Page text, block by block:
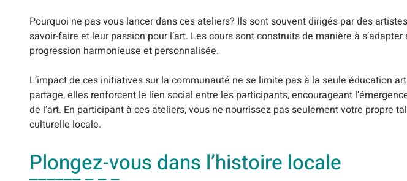
Pourquoi ne pas vous lancer dans ces ateliers? Ils sont souvent dirigés par des
savoir-faire et leur passion pour l’art. Les cours sont construits de manière à
progression harmonieuse et personnalisée.
L’impact de ces initiatives sur la communauté ne se limite pas à la seule éducation
partage, elles renforcent le lien social entre les participants, encourageant
de l’art. En participant à ces ateliers, vous ne nourrissez pas seulement votre propre
culturelle locale.
Plongez-vous dans l’histoire locale